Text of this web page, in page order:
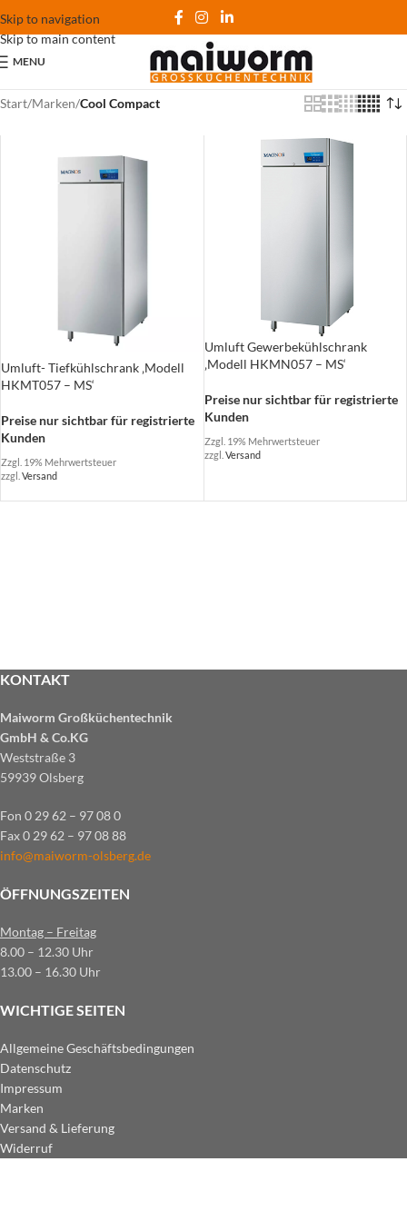
Skip to navigation
Skip to main content
MENU
Start/Marken/Cool Compact
Umluft- Tiefkühlschrank ‚Modell
HKMT057 – MS‘
Preise nur sichtbar für registrierte
Kunden
Zzgl. 19% Mehrwertsteuer
zzgl. Versand
Umluft Gewerbekühlschrank
‚Modell HKMN057 – MS‘
Preise nur sichtbar für registrierte
Kunden
Zzgl. 19% Mehrwertsteuer
zzgl. Versand
KONTAKT
Maiworm Großküchentechnik
GmbH & Co.KG
Weststraße 3
59939 Olsberg
Fon 0 29 62 – 97 08 0
Fax 0 29 62 – 97 08 88
info@maiworm-olsberg.de
ÖFFNUNGSZEITEN
Montag – Freitag
8.00 – 12.30 Uhr
13.00 – 16.30 Uhr
WICHTIGE SEITEN
Allgemeine Geschäftsbedingungen
Datenschutz
Impressum
Marken
Versand & Lieferung
Widerruf